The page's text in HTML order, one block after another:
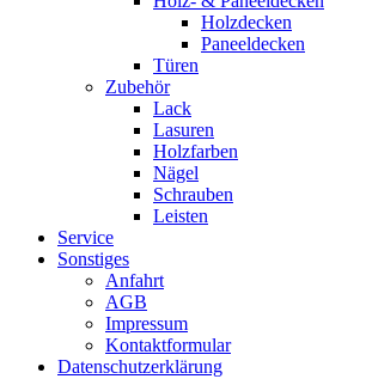
Holzdecken
Paneeldecken
Türen
Zubehör
Lack
Lasuren
Holzfarben
Nägel
Schrauben
Leisten
Service
Sonstiges
Anfahrt
AGB
Impressum
Kontaktformular
Datenschutzerklärung